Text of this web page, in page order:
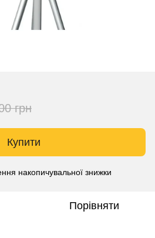
грн
Купити
накопичувальної знижки
Порівняти